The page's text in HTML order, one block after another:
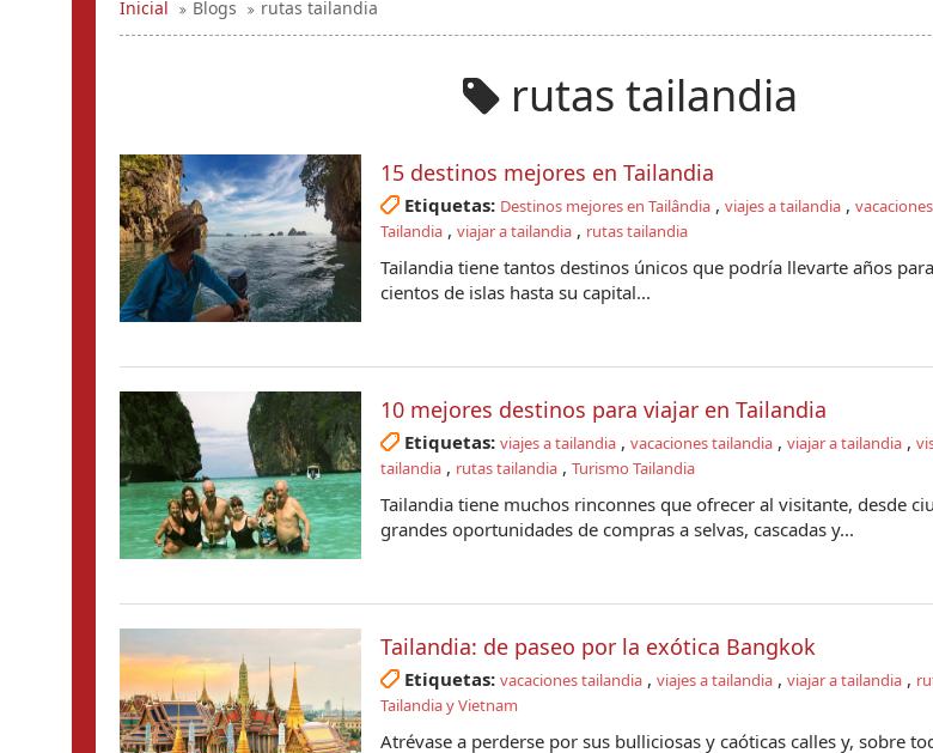
Inicial Blogs rutas tailandia
rutas tailandia
15 destinos mejores en Tailandia
Etiquetas: Destinos mejores en Tailândia, viajes a tailandia,
Tailandia, viajar a tailandia, rutas tailandia
Tailandia tiene tantos destinos únicos que podría llevarte años
cientos de islas hasta su capital...
10 mejores destinos para viajar en Tailandia
Etiquetas: viajes a tailandia, vacaciones tailandia, viajar a tailandia,
tailandia, rutas tailandia, Turismo Tailandia
Tailandia tiene muchos rinconnes que ofrecer al visitante, desde
grandes oportunidades de compras a selvas, cascadas y...
Tailandia: de paseo por la exótica Bangkok
Etiquetas: vacaciones tailandia, viajes a tailandia, viajar a tailandia,
Tailandia y Vietnam
Atrévase a perderse por sus bulliciosas y caóticas calles y, sobre